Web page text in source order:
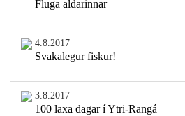
Fluga aldarinnar
4.8.2017
Svakalegur fiskur!
3.8.2017
100 laxa dagar í Ytri-Rangá